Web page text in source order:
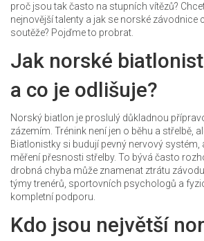
proč jsou tak často na stupních vítězů?
nejnovější talenty a jak se norské závodnice
soutěže? Pojďme to probrat.
Jak norské
a co je odlišuje?
Norský biatlon je proslulý důkladnou
zázemím. Trénink není jen o běhu a střelbě,
Biatlonistky si budují pevný nervový systém,
měření přesnosti střelby. To bývá často
drobná chyba může znamenat ztrátu
týmy trenérů, sportovních psychologů a
kompletní podporu.
Kdo jsou největší